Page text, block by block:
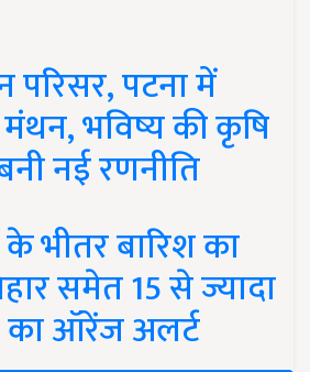
पटना में
मंथन, भविष्य की कृषि
नई रणनीति
भीतर बारिश का
समेत 15 से ज्यादा
का ऑरेंज अलर्ट